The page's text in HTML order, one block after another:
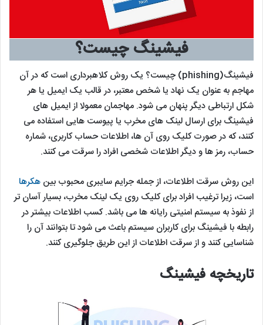
فیشینگ چیست؟
فیشینگ(phishing) چیست؟ یک روش کلاهبرداری است که در آن
مهاجم به عنوان یک نهاد یا شخص معتبر، در قالب یک ایمیل یا هر
شکل ارتباطی دیگر پنهان می شود. مهاجمان معمولا از ایمیل های
فیشینگ برای ارسال لینک های مخرب یا پیوست هایی استفاده می
کنند، که در صورت کلیک روی آن ها، اطلاعات حساب کاربری، شماره
حساب، رمز ها و دیگر اطلاعات شخصی افراد را سرقت می کنند.
این روش سرقت اطلاعات، از جمله جرایم سایبری محبوب بین هکرها
است، زیرا ترغیب افراد برای کلیک روی یک لینک مخرب، بسیار آسان تر
از نفوذ به سیستم امنیتی رایانه ها می باشد. کسب اطلاعات بیشتر در
رابطه با فیشینگ برای کاربران سیستم باعث می شود تا بتوانند آن را
شناسایی کنند و از سرقت اطلاعات از این طریق جلوگیری کنند.
تاریخچه فیشینگ